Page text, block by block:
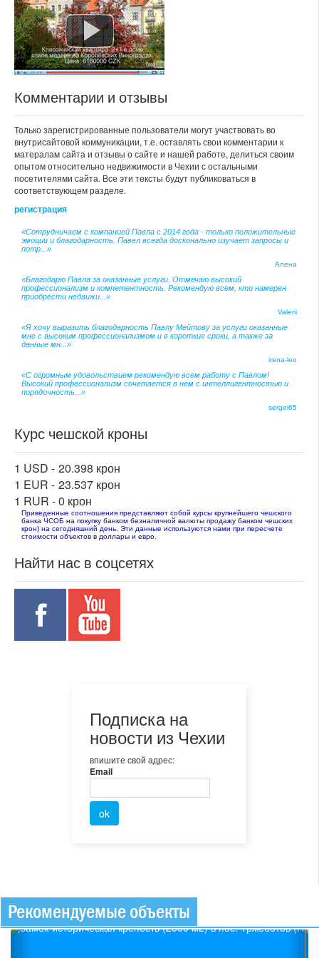
Комментарии и отзывы
Только зарегистрированные пользователи могут участвовать во
внутрисайтовой коммуникации, т.е. оставлять свои комментарии к
матералам сайта и отзывы о сайте и нашей работе, делиться своим
опытом относительно недвижимости в Чехии с остальными
посетителями сайта. Все эти тексты будут публиковаться в
соответствующем разделе.
регистрация
«Сотрудничаем с компанией Павла с 2014 года - только положительные
эмоции и благодарность. Павел всегда досконально изучает запросы и
потр...»
Алена
«Благодарю Павла за оказанные услуги. Отмечаю высокий
профессионализм и компетентность. Рекомендую всем, кто намерен
приобрести недвижи...»
Valerii
«Я хочу выразить благодарность Павлу Мейтову за услуги оказанные
мне с высоким профессионализмом и в короткие сроки, а также за
данные мн...»
irena-leo
«С огромным удовольствием рекомендую всем работу с Павлом!
Высокий профессионализм сочетается в нем с интеллигентностью и
порядочность...»
sergei65
Курс чешской кроны
1 USD - 20.398 крон
1 EUR - 23.537 крон
1 RUR -0 крон
Приведенные соотношения представляют собой курсы крупнейшего чешского
банка ЧСОБ на покупку банком безналичной валюты продажу банком чешских
крон) на сегодняшний день. Эти данные используются нами при пересчете
стоимости объектов в доллары и евро.
Найти нас в соцсетях
Подписка на
новости из Чехии
впишите свой адрес:
Email
Рекомендуемые объекты
Previous